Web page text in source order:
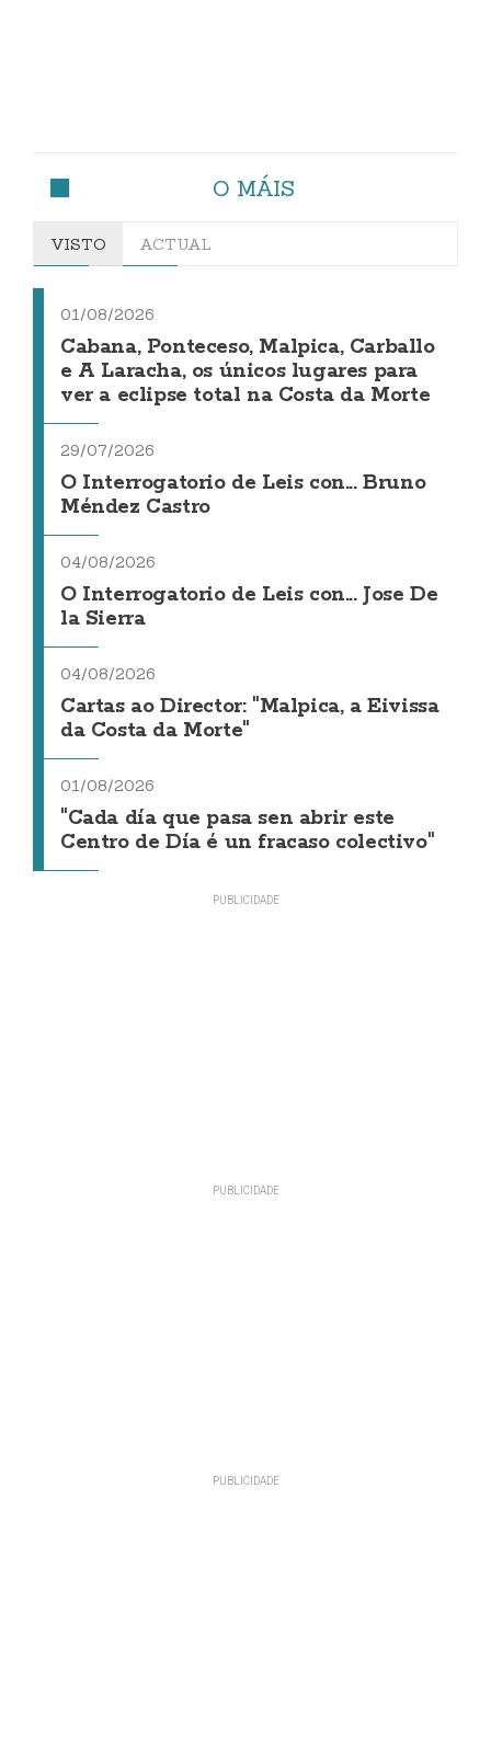
O MÁIS
VISTO ACTUAL
01/08/2026
Cabana, Ponteceso, Malpica, Carballo
e A Laracha, os únicos lugares para
ver a eclipse total na Costa da Morte
29/07/2026
O Interrogatorio de Leis con... Bruno
Méndez Castro
04/08/2026
O Interrogatorio de Leis con... Jose De
la Sierra
04/08/2026
Cartas ao Director: "Malpica, a Eivissa
da Costa da Morte"
01/08/2026
"Cada día que pasa sen abrir este
Centro de Día é un fracaso colectivo"